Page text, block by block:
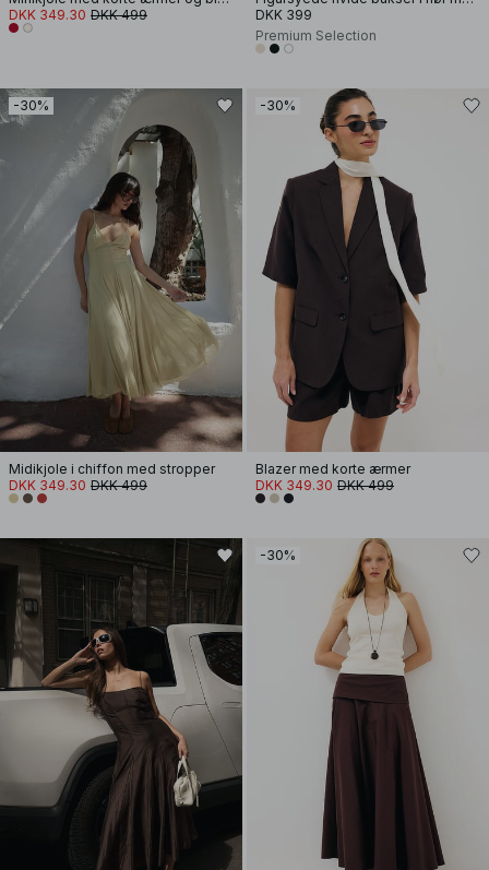
DKK 349.30 DKK 499
DKK 399
Premium Selection
-30%
Midikjole i chiffon med stropper
DKK 349.30 DKK 499
-30%
Blazer med korte ærmer
DKK 349.30 DKK 499
-30%